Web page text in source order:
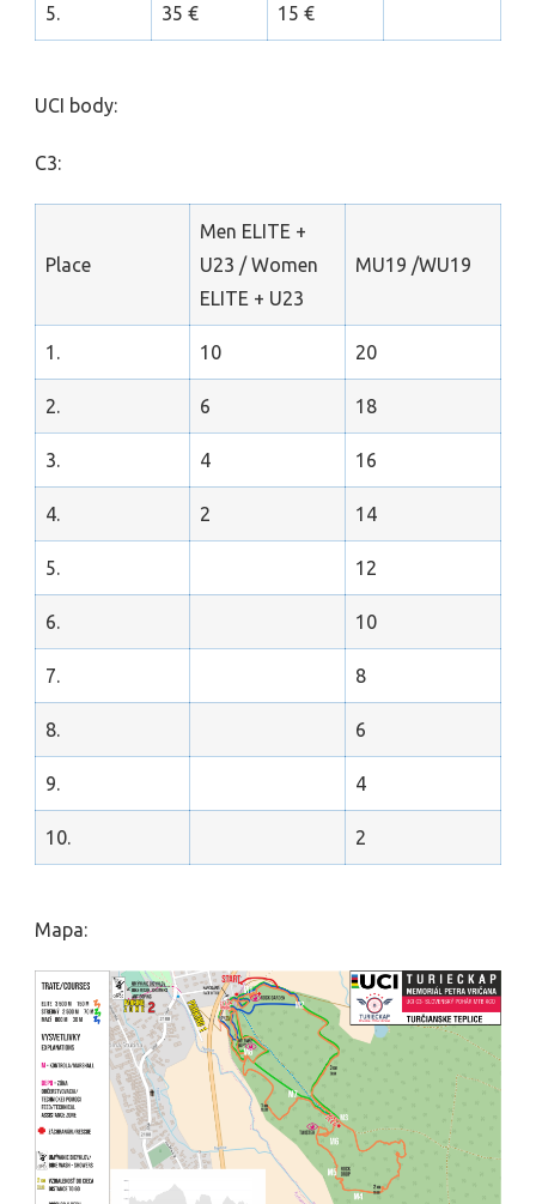
5. 35 € 15 €
UCI body:
C3:
Place
Men ELITE +
U23 / Women
ELITE + U23
MU19 /WU19
1. 10 20
2. 6 18
3. 4 16
4. 2 14
5. 12
6. 10
7. 8
8. 6
9. 4
10. 2
Mapa: